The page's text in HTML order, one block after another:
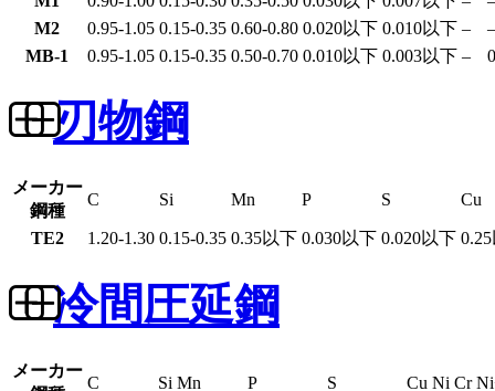
M2
0.95-1.05 0.15-0.35 0.60-0.80 0.020以下 0.010以下 –
–
MB-1
0.95-1.05 0.15-0.35 0.50-0.70 0.010以下 0.003以下 –
刃物鋼
メーカー
鋼種
C Si Mn P S Cu
TE2 1.20-1.30 0.15-0.35 0.35以下 0.030以下 0.020以下
冷間圧延鋼
メーカー
C Si Mn P S Cu Ni Cr